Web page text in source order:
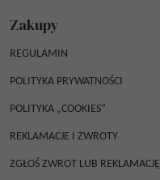
Zakupy
REGULAMIN
POLITYKA PRYWATNOŚCI
POLITYKA „COOKIES”
REKLAMACJE I ZWROTY
ZGŁOŚ ZWROT LUB REKLAMACJĘ